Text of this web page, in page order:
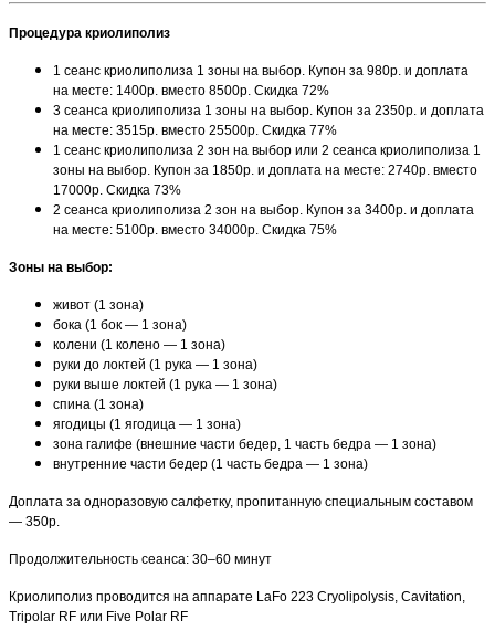
Процедура криолиполиз
1 сеанс криолиполиза 1 зоны на выбор. Купон за 980р. и доплата
на месте: 1400р. вместо 8500р. Скидка 72%
3 сеанса криолиполиза 1 зоны на выбор. Купон за 2350р. и доплата
на месте: 3515р. вместо 25500р. Скидка 77%
1 сеанс криолиполиза 2 зон на выбор или 2 сеанса криолиполиза 1
зоны на выбор. Купон за 1850р. и доплата на месте: 2740р. вместо
17000р. Скидка 73%
2 сеанса криолиполиза 2 зон на выбор. Купон за 3400р. и доплата
на месте: 5100р. вместо 34000р. Скидка 75%
Зоны на выбор:
живот (1 зона)
бока (1 бок — 1 зона)
колени (1 колено — 1 зона)
руки до локтей (1 рука — 1 зона)
руки выше локтей (1 рука — 1 зона)
спина (1 зона)
ягодицы (1 ягодица — 1 зона)
зона галифе (внешние части бедер, 1 часть бедра — 1 зона)
внутренние части бедер (1 часть бедра — 1 зона)
Доплата за одноразовую салфетку, пропитанную специальным составом
— 350р.
Продолжительность сеанса: 30–60 минут
Криолиполиз проводится на аппарате LaFo 223 Cryolipolysis, Cavitation,
Tripolar RF или Five Polar RF